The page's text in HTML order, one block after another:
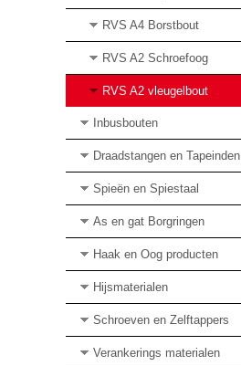
RVS A4 Borstbout
RVS A2 Schroefoog
RVS A2 vleugelbout
Inbusbouten
Draadstangen en Tapeinden
Spieën en Spiestaal
As en gat Borgringen
Haak en Oog producten
Hijsmaterialen
Schroeven en Zelftappers
Verankerings materialen